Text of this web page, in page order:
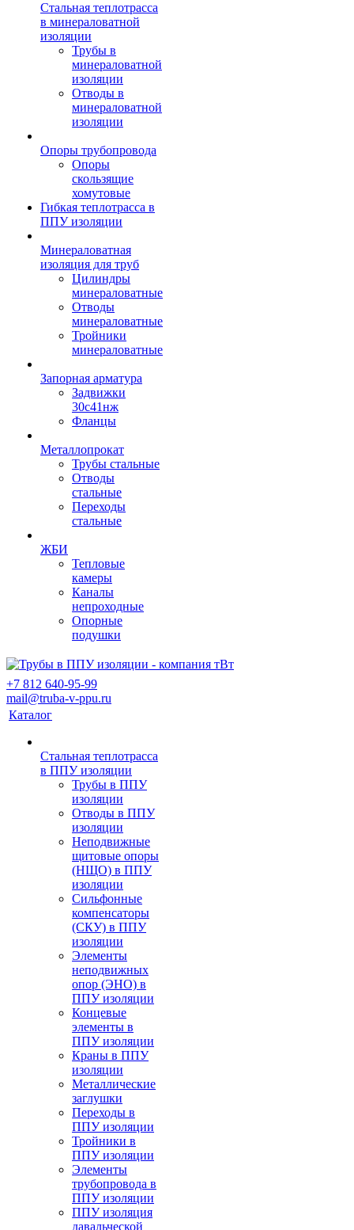
Стальная теплотрасса
в минераловатной
изоляции
Трубы в
минераловатной
изоляции
Отводы в
минераловатной
изоляции
Опоры трубопровода
Опоры
скользящие
хомутовые
Гибкая теплотрасса в
ППУ изоляции
Минераловатная
изоляция для труб
Цилиндры
минераловатные
Отводы
минераловатные
Тройники
минераловатные
Запорная арматура
Задвижки
30с41нж
Фланцы
Металлопрокат
Трубы стальные
Отводы
стальные
Переходы
стальные
ЖБИ
Тепловые
камеры
Каналы
непроходные
Опорные
подушки
+7 812 640-95-99
mail@truba-v-ppu.ru
Каталог
Стальная теплотрасса
в ППУ изоляции
Трубы в ППУ
изоляции
Отводы в ППУ
изоляции
Неподвижные
щитовые опоры
(НЩО) в ППУ
изоляции
Cильфонные
компенсаторы
(СКУ) в ППУ
изоляции
Элементы
неподвижных
опор (ЭНО) в
ППУ изоляции
Концевые
элементы в
ППУ изоляции
Краны в ППУ
изоляции
Металлические
заглушки
Переходы в
ППУ изоляции
Тройники в
ППУ изоляции
Элементы
трубопровода в
ППУ изоляции
ППУ изоляция
давальческой